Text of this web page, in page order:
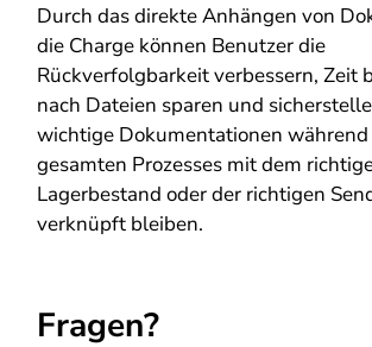
Durch das direkte Anhängen von
die Charge können Benutzer die
Rückverfolgbarkeit verbessern, Zeit
nach Dateien sparen und
wichtige Dokumentationen während
gesamten Prozesses mit dem
Lagerbestand oder der richtigen
verknüpft bleiben.
Fragen?